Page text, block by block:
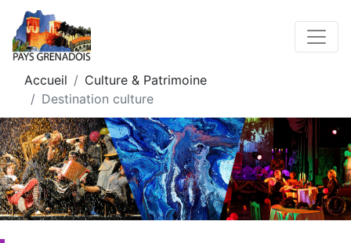
Accueil
Culture & Patrimoine
Destination culture